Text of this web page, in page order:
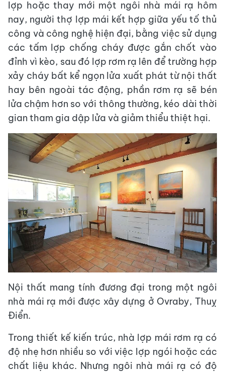
lợp hoặc thay mới một ngôi nhà mái rạ hôm
nay, người thợ lợp mái kết hợp giữa yếu tố thủ
công và công nghệ hiện đại, bằng việc sử dụng
các tấm lợp chống cháy được gắn chốt vào
đỉnh vì kèo, sau đó lợp rơm rạ lên để trường hợp
xảy cháy bất kể ngọn lửa xuất phát từ nội thất
hay bên ngoài tác động, phần rơm rạ sẽ bén
lửa chậm hơn so với thông thường, kéo dài thời
gian tham gia dập lửa và giảm thiểu thiệt hại.
Nội thất mang tính đương đại trong một ngôi
nhà mái rạ mới được xây dựng ở Ovraby, Thuỵ
Điển.
Trong thiết kế kiến trúc, nhà lợp mái rơm rạ có
độ nhẹ hơn nhiều so với việc lợp ngói hoặc các
chất liệu khác. Nhưng ngôi nhà mái rạ có độ